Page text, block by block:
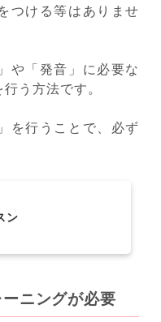
つける等はありませ
や「発音」に必要な
う方法です。
を行うことで、必ず
ン
ニングが必要